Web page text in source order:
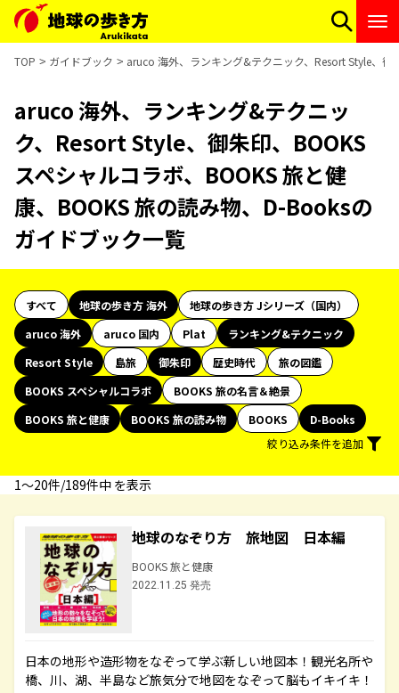
TOP ガイドブック aruco 海外、ランキング&テクニック、Resort Style、
aruco 海外、ランキング&テクニッ
ク、Resort Style、御朱印、BOOKS
スペシャルコラボ、BOOKS 旅と健
康、BOOKS 旅の読み物、D-Booksの
ガイドブック一覧
すべて 地球の歩き方 海外
地球の歩き方 Jシリーズ（国内）
aruco 海外
aruco 国内 Plat
ランキング&テクニック
Resort Style
島旅 御朱印 歴史時代
旅の図鑑
BOOKS スペシャルコラボ
BOOKS 旅の名言＆絶景
BOOKS 旅と健康
BOOKS 旅の読み物 BOOKS
D-Books
絞り込み条件を追加
1〜20件/189件中 を表示
地球のなぞり方 旅地図 日本編
BOOKS 旅と健康
2022.11.25 発売
日本の地形や造形物をなぞって学ぶ新しい地図本！観光名所や
橋、川、湖、半島など旅気分で地図をなぞって脳もイキイキ！